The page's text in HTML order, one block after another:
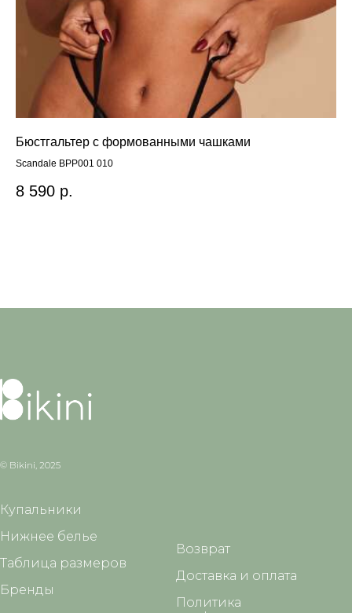
Бюстгальтер с формованными чашками
Scandale BPP001 010
8 590 р.
© Bikini, 2025
Купальники
Нижнее белье
Таблица размеров
Бренды
Возврат
Доставка и оплата
Политика